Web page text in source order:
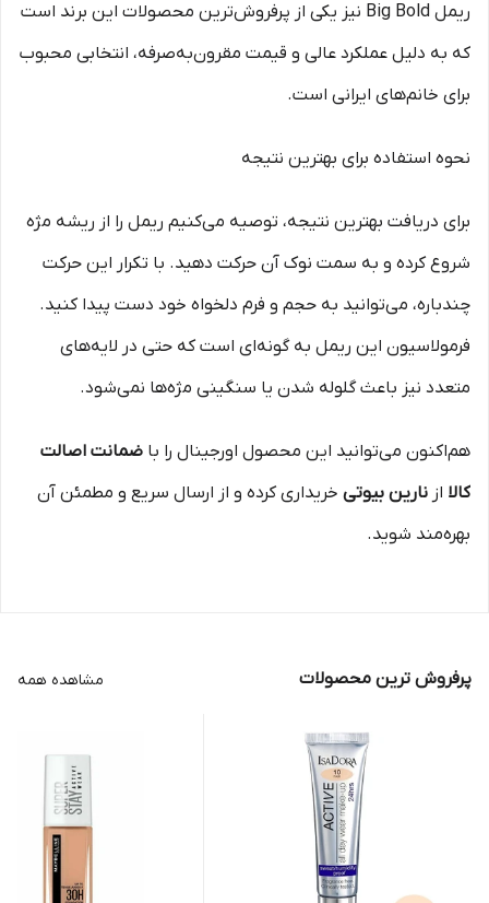
ریمل Big Bold نیز یکی از پرفروش‌ترین محصولات این برند است
که به دلیل عملکرد عالی و قیمت مقرون‌به‌صرفه، انتخابی محبوب
برای خانم‌های ایرانی است.
نحوه استفاده برای بهترین نتیجه
برای دریافت بهترین نتیجه، توصیه می‌کنیم ریمل را از ریشه مژه
شروع کرده و به سمت نوک آن حرکت دهید. با تکرار این حرکت
چندباره، می‌توانید به حجم و فرم دلخواه خود دست پیدا کنید.
فرمولاسیون این ریمل به گونه‌ای است که حتی در لایه‌های
متعدد نیز باعث گلوله شدن یا سنگینی مژه‌ها نمی‌شود.
هم‌اکنون می‌توانید این محصول اورجینال را با ضمانت اصالت
کالا از نارین بیوتی خریداری کرده و از ارسال سریع و مطمئن آن
بهره‌مند شوید.
پرفروش ترین محصولات مشاهده همه